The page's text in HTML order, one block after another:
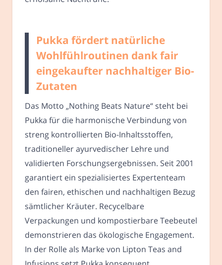
Pukka fördert natürliche
Wohlfühlroutinen dank fair
eingekaufter nachhaltiger Bio-
Zutaten
Das Motto „Nothing Beats Nature“ steht bei
Pukka für die harmonische Verbindung von
streng kontrollierten Bio-Inhaltsstoffen,
traditioneller ayurvedischer Lehre und
validierten Forschungsergebnissen. Seit 2001
garantiert ein spezialisiertes Expertenteam
den fairen, ethischen und nachhaltigen Bezug
sämtlicher Kräuter. Recycelbare
Verpackungen und kompostierbare Teebeutel
demonstrieren das ökologische Engagement.
In der Rolle als Marke von Lipton Teas and